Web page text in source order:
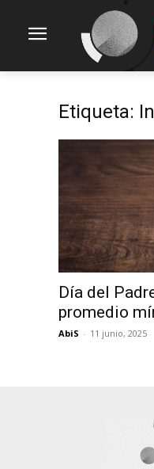
Etiqueta:
Día del
promedio
AbiS - 11 junio, 2025